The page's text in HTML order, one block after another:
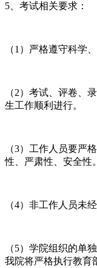
5、考试相关要求：
（1）严格遵守科学
（2）考试、评卷、
生工作顺利进行。
（3）工作人员要严
性、严肃性、安全性。
（4）非工作人员未
（5）学院组织的单
我院将严格执行教育